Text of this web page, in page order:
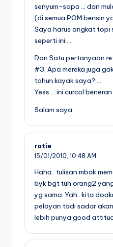
senyum-sapa … dan
(di semua POM bensin
Saya harus angkat topi
seperti ini …
Dan Satu pertanyaan
#3. Apa mereka juga
tahun kayak saya? …
Yess … ini curcol
Salam saya
ratie
15/01/2010, 10:48 AM
Haha.. tulisan mbak
byk bgt tuh orang2
yg sama. Yah.. kita
pelayan tadi sadar
lebih punya good